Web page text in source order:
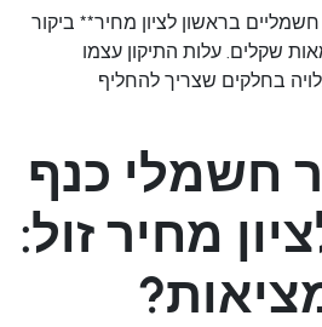
בראשון לציון מחיר** ביקור
שקלים. עלות התיקון עצמו
בחלקים שצריך להחליף
חשמלי כנף
מחיר זול: